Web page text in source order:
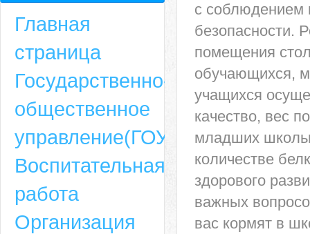
Адрес
659635, Алтайский край, Алтайский район, село Ая, ул. Школьная 11.
6-49, электронный адрес: aja_70@mail.ru
с соблюдением
безопасности.
помещения
обучающихся,
учащихся
качество, вес
младших
количестве
здорового
важных
вас кормят в
Главная
страница
Государственно-
общественное
управление(ГОУ)
Воспитательная
работа
Организация